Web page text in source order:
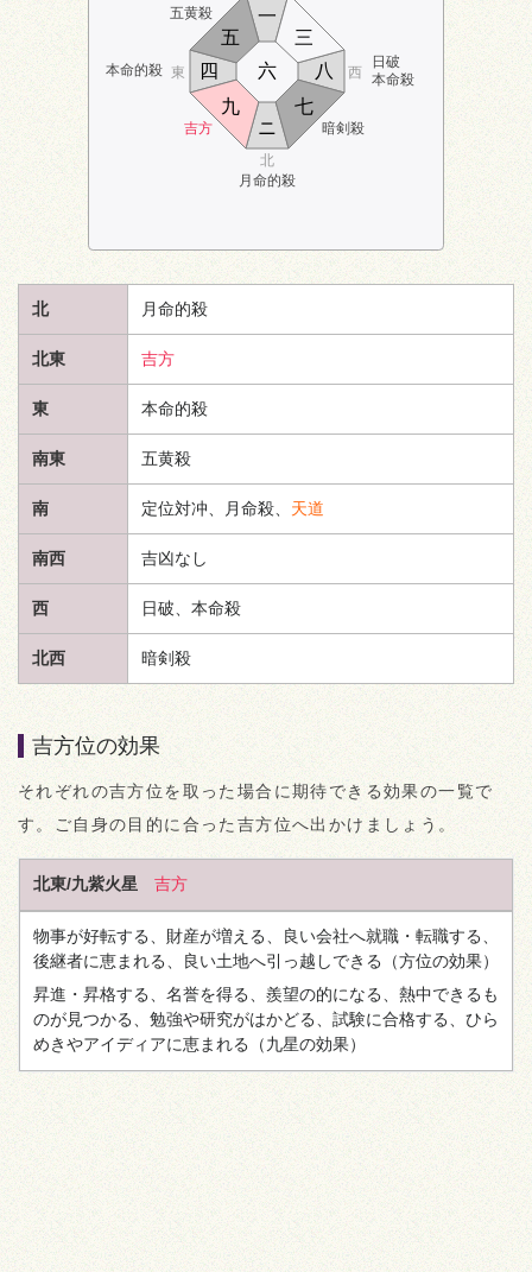
五黄殺
本命的殺
日破
本命殺
吉方
月命的殺
暗剣殺
北
東 西
ニ
三
四
五
六
七
八
九
一
北 月命的殺
北東 吉方
東 本命的殺
南東 五黄殺
南 定位対冲、月命殺、 天道
南西 吉凶なし
西 日破、本命殺
北西 暗剣殺
吉方位の効果
それぞれの吉方位を取った場合に期待できる効果の一覧で
す。ご自身の目的に合った吉方位へ出かけましょう。
北東/九紫火星 吉方
物事が好転する、財産が増える、良い会社へ就職・転職する、
後継者に恵まれる、良い土地へ引っ越しできる （方位の効果）
昇進・昇格する、名誉を得る、羨望の的になる、熱中できるも
のが見つかる、勉強や研究がはかどる、試験に合格する、ひら
めきやアイディアに恵まれる （九星の効果）